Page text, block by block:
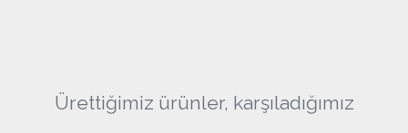
Ürettiğimiz ürünler, karşıladığımız